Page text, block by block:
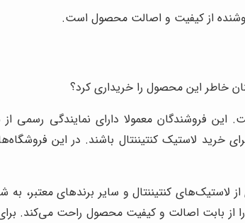
فروشنده از کیفیت و اصالت محصول است.
خاطر این محصول را خریداری کرد؟
این فروشندگان معمولا دارای نمایندگی رسمی
خرید لاستیک کنتیننتال باشند. در این
از لاستیک‌های کنتیننتال و سایر برندهای معتبر،
را از بابت اصالت و کیفیت محصول راحت می‌کند.